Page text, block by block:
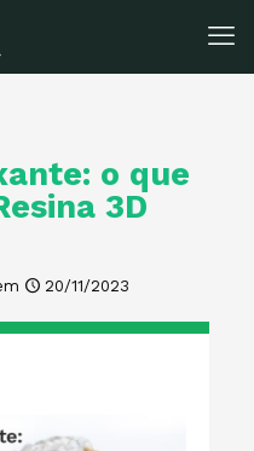
o que
3D
20/11/2023